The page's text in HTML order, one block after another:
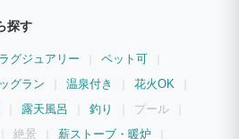
探す
グジュアリー
ペット可
グラン 温泉付き
花火OK
露天風呂 釣り
プール
絶景
薪ストーブ・暖炉